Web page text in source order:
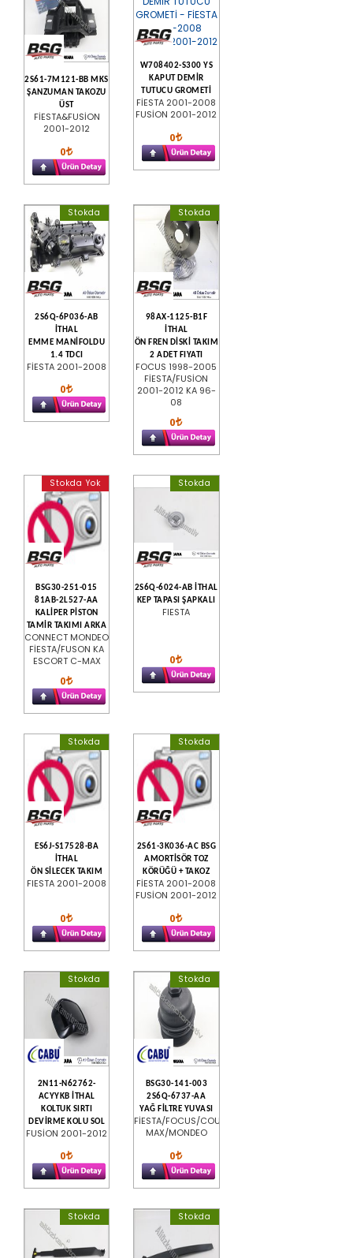
2S61-7M121-BB MKS
ŞANZUMAN TAKOZU
ÜST
FİESTA&FUSİON
2001-2012
0
W708402-S300 YS
KAPUT DEMİR
TUTUCU GROMETİ
FİESTA 2001-2008
FUSİON 2001-2012
0
Stokda
2S6Q-6P036-AB
İTHAL
EMME MANİFOLDU
1.4 TDCI
FİESTA 2001-2008
0
Stokda
98AX-1125-B1F
İTHAL
ÖN FREN DİSKİ TAKIM
2 ADET FIYATI
FOCUS 1998-2005
FİESTA/FUSİON
2001-2012 KA 96-
08
0
Stokda Yok
BSG30-251-015
81AB-2L527-AA
KALİPER PİSTON
TAMİR TAKIMI ARKA
CONNECT MONDEO
FİESTA/FUSON KA
ESCORT C-MAX
0
Stokda
2S6Q-6024-AB İTHAL
KEP TAPASI ŞAPKALI
FIESTA
0
Stokda
ES6J-S17528-BA
İTHAL
ÖN SİLECEK TAKIM
FIESTA 2001-2008
0
Stokda
2S61-3K036-AC BSG
AMORTİSÖR TOZ
KÖRÜĞÜ + TAKOZ
FİESTA 2001-2008
FUSİON 2001-2012
0
Stokda
2N11-N62762-
ACYYKB İTHAL
KOLTUK SIRTI
DEVİRME KOLU SOL
FUSİON 2001-2012
0
Stokda
BSG30-141-003
2S6Q-6737-AA
YAĞ FİLTRE YUVASI
FİESTA/FOCUS/COURİER/C-
MAX/MONDEO
0
Stokda Stokda